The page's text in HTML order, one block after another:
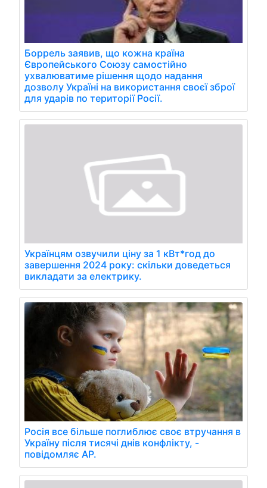
Боррель заявив, що кожна країна
Європейського Союзу самостійно
ухвалюватиме рішення щодо надання
дозволу Україні на використання своєї зброї
для ударів по території Росії.
Українцям озвучили ціну за 1 кВт*год до
завершення 2024 року: скільки доведеться
викладати за електрику.
Росія все більше поглиблює своє втручання в
Україну після тисячі днів конфлікту, -
повідомляє AP.